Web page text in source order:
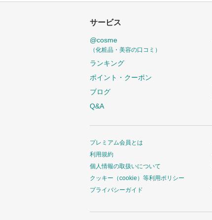
サービス
@cosme
（化粧品・美容の口コミ）
ランキング
ポイント・クーポン
ブログ
Q&A
プレミアム会員とは
利用規約
個人情報の取扱いについて
クッキー（cookie）等利用ポリシー
プライバシーガイド